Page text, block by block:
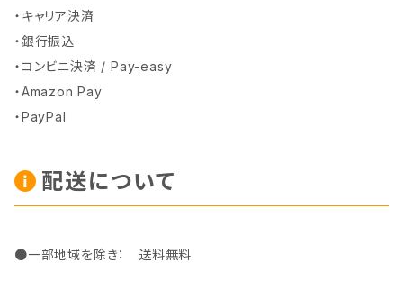
・キャリア決済
・銀行振込
・コンビニ決済 / Pay-easy
・Amazon Pay
・PayPal
配送について
●一部地域を除き： 送料無料